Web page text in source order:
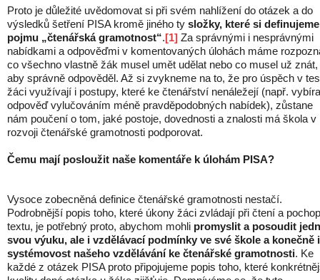
Proto je důležité uvědomovat si při svém nahlížení do otázek a do
výsledků šetření PISA kromě jiného ty složky, které si
pojmu „čtenářská gramotnost“.[1] Za správnými i nesprávnými
nabídkami a odpověďmi v komentovaných úlohách máme
co všechno vlastně žák musel umět udělat nebo co musel už znát,
aby správně odpověděl. Až si zvykneme na to, že pro úspěch v
žáci využívají i postupy, které ke čtenářství nenáležejí (např.
odpověď vylučováním méně pravděpodobných nabídek), zůstane
nám poučení o tom, jaké postoje, dovednosti a znalosti má škola v
rozvoji čtenářské gramotnosti podporovat.
Čemu mají posloužit naše komentáře k úlohám PISA?
Vysoce zobecněná definice čtenářské gramotnosti nestačí.
Podrobnější popis toho, které úkony žáci zvládají při čtení a
textu, je potřebný proto, abychom mohli promyslit a posoudit
svou výuku, ale i vzdělávací podmínky ve své škole a konečně i
systémovost našeho vzdělávání ke čtenářské gramotnosti. Ke
každé z otázek PISA proto připojujeme popis toho, které